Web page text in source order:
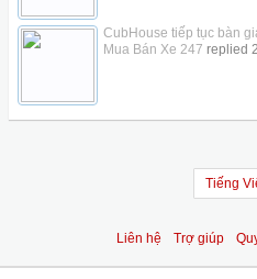
CubHouse tiếp tục bàn
Mua Bán Xe 247 replied
Tiếng
Liên hệ Trợ giúp